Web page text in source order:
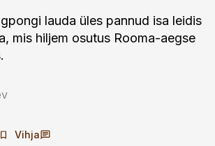
lauda üles pannud isa leidis
mis hiljem osutus Rooma-aegse
Vihja